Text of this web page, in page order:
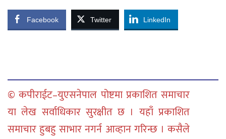
Facebook Twitter LinkedIn
© कपीराईट–युएसनेपाल पोष्टमा प्रकाशित समाचार
या लेख सर्वाधिकार सुरक्षीत छ । यहाँ प्रकाशित
समाचार हुबहु साभार नगर्न आव्हान गरिन्छ । कसैले